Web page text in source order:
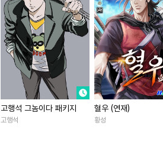
고행석 그놈이다 패키지
고행석
혈우 (연재)
황성